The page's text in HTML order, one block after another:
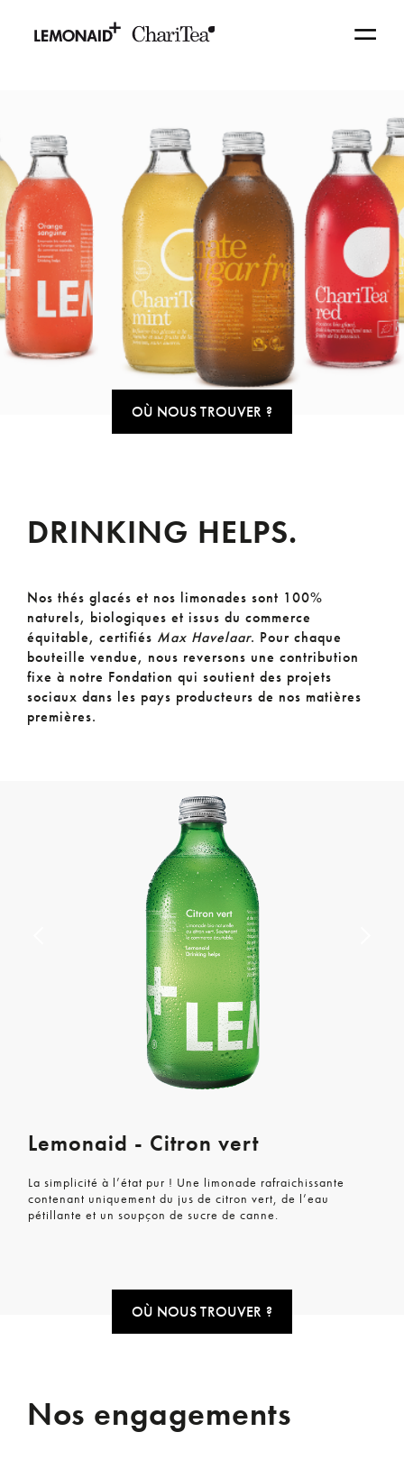
OÙ NOUS TROUVER ?
DRINKING HELPS.
Nos thés glacés et nos limonades sont 100%
naturels, biologiques et issus du commerce
équitable, certifiés Max Havelaar. Pour chaque
bouteille vendue, nous reversons une contribution
fixe à notre Fondation qui soutient des projets
sociaux dans les pays producteurs de nos matières
premières.
Lemonaid - Citron vert
La simplicité à l’état pur ! Une limonade rafraichissante
contenant uniquement du jus de citron vert, de l’eau
pétillante et un soupçon de sucre de canne.
OÙ NOUS TROUVER ?
Nos engagements